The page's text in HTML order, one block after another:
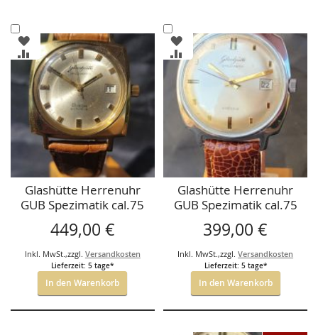
den
Warenkorb
ZUR
WUNSCHLISTE
HINZUFÜGEN
ZUR
VERGLEICHSLISTE
HINZUFÜGEN
Glashütte Herrenuhr
GUB Spezimatik cal.75
449,00 €
Inkl. MwSt.,zzgl. Versandkosten
Lieferzeit: 5 tage*
In den Warenkorb
den
Warenkorb
ZUR
WUNSCHLISTE
HINZUFÜGEN
ZUR
VERGLEICHSLISTE
HINZUFÜGEN
Glashütte Herrenuhr
GUB Spezimatik cal.75
399,00 €
Inkl. MwSt.,zzgl.Versandkosten
Lieferzeit: 5 tage*
In den Warenkorb